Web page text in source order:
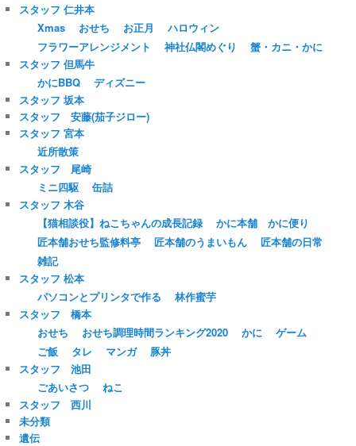
スタッフ 仁井本
Xmas
おせち お正月
ハロウィン
フラワーアレンジメント
神社仏閣めぐり
蟹・カニ・かに
スタッフ 但馬牛
かにBBQ
ディズニー
スタッフ 坂本
スタッフ 安藤(茄子ジロー)
スタッフ 宮本
近所散策
スタッフ 尾崎
ミニ四駆
缶詰
スタッフ 木谷
【猫相談役】ねこちゃんの成長記録
かに本舗 かに便り
匠本舗おせち監修料亭
匠本舗のうまいもん
匠本舗の日常
雑記
スタッフ 松本
パソコンとプリンタで作る
林作蜜芋
スタッフ 橋本
おせち
おせち調理時間ランキング2020 かに
ゲーム
ご飯
タレ マンガ
豚丼
スタッフ 池田
ごあいさつ
ねこ
スタッフ 西川
未分類
遺伝